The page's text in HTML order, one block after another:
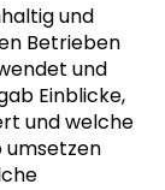
und
Betrieben
und
Einblicke,
und welche
umsetzen